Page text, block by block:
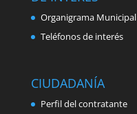
Organigrama Municipal
Teléfonos de interés
CIUDADANÍA
Perfil del contratante